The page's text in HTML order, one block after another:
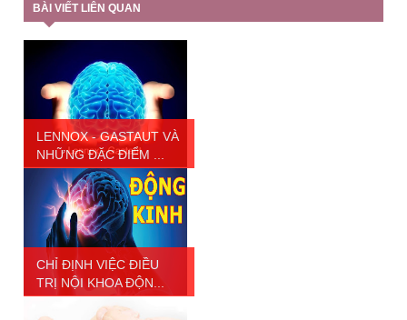
BÀI VIẾT LIÊN QUAN
LENNOX - GASTAUT VÀ
NHỮNG ĐẶC ĐIỂM ...
CHỈ ĐỊNH VIỆC ĐIỀU
TRỊ NỘI KHOA ĐỘN...